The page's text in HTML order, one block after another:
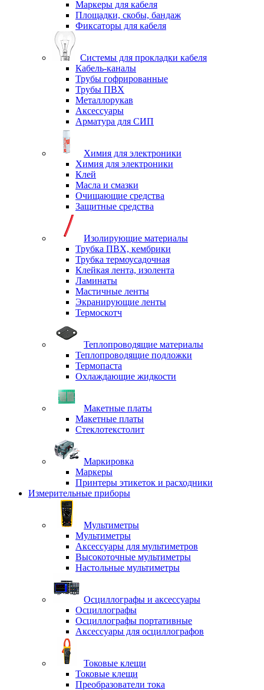
Маркеры для кабеля
Площадки, скобы, бандаж
Фиксаторы для кабеля
Системы для прокладки кабеля
Кабель-каналы
Трубы гофрированные
Трубы ПВХ
Металлорукав
Аксессуары
Арматура для СИП
Химия для электроники
Химия для электроники
Клей
Масла и смазки
Очищающие средства
Защитные средства
Изолирующие материалы
Трубка ПВХ, кембрики
Трубка термоусадочная
Клейкая лента, изолента
Ламинаты
Мастичные ленты
Экранирующие ленты
Термоскотч
Теплопроводящие материалы
Теплопроводящие подложки
Термопаста
Охлаждающие жидкости
Макетные платы
Макетные платы
Стеклотекстолит
Маркировка
Маркеры
Принтеры этикеток и расходники
Измерительные приборы
Мультиметры
Мультиметры
Аксессуары для мультиметров
Высокоточные мультиметры
Настольные мультиметры
Осциллографы и аксессуары
Осциллографы
Осциллографы портативные
Аксессуары для осциллографов
Токовые клещи
Токовые клещи
Преобразователи тока